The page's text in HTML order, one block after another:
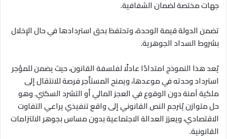
جهات مختصة لضمان الشفافية.
تضمن الدولة قيمة الوحدة، وتحتفظ بحق استردادها في حال الإخلال
بشروط السداد الجوهرية.
يُعد هذا النموذج امتدادًا عادلًا لفلسفة القانون، حيث يضمن للمؤجر
استرداد وحدته في موعدها، ويمنح المستأجر فرصة للانتقال إلى
ملكية آمنة دون الوقوع في العجز المالي أو التشرد السكني. وهو
حل متوازن يُترجم النص القانوني إلى واقع تنفيذي يراعي التفاوت
الاقتصادي، ويعزز العدالة الاجتماعية بدون مساس بجوهر الالتزامات
القانونية.